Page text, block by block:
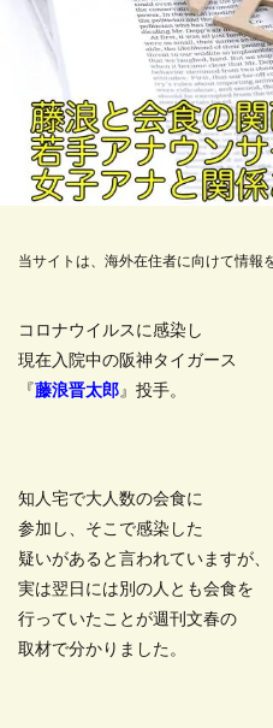
当サイトは、海外在住者に向けて情報
コロナウイルスに感染し
現在入院中の阪神タイガース
『 藤浪晋太郎』投手。
知人宅で大人数の会食に
参加し、そこで感染した
疑いがあると言われていますが、
実は翌日には別の人とも会食を
行っていたことが週刊文春の
取材で分かりました。